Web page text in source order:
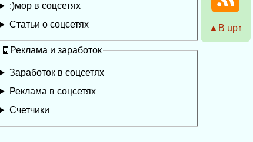
▲Β up↑
:)мор в соцсетях
Статьи о соцсетях
🧾Реклама и заработок
Заработок в соцсетях
Реклама в соцсетях
Счетчики